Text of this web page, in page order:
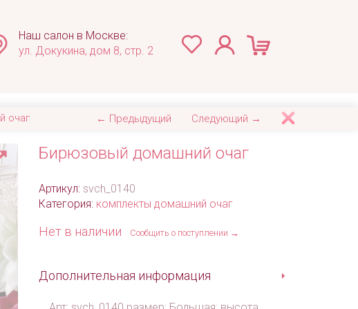
Наш салон в Москве:
ул. Докукина, дом 8, стр. 2
очаг ← Предыдущий Следующий →
Бирюзовый домашний очаг
Артикул: svch_0140
Категория: комплекты домашний очаг
Нет в наличии Сообщить о поступлении →
Дополнительная информация